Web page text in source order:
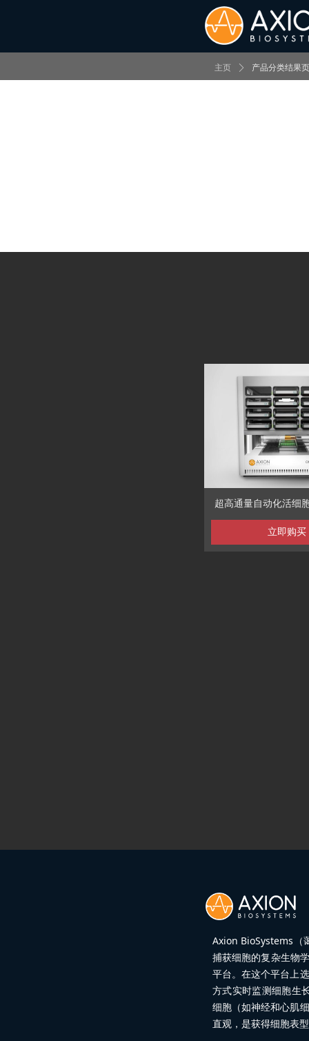
超高通量自动化活细
立即购买
主页 ꄲ 产品分类结果页
Axion BioSystems（
捕获细胞的复杂生物
平台。在这个平台上
方式实时监测细胞生
细胞（如神经和心肌
直观，是获得细胞表